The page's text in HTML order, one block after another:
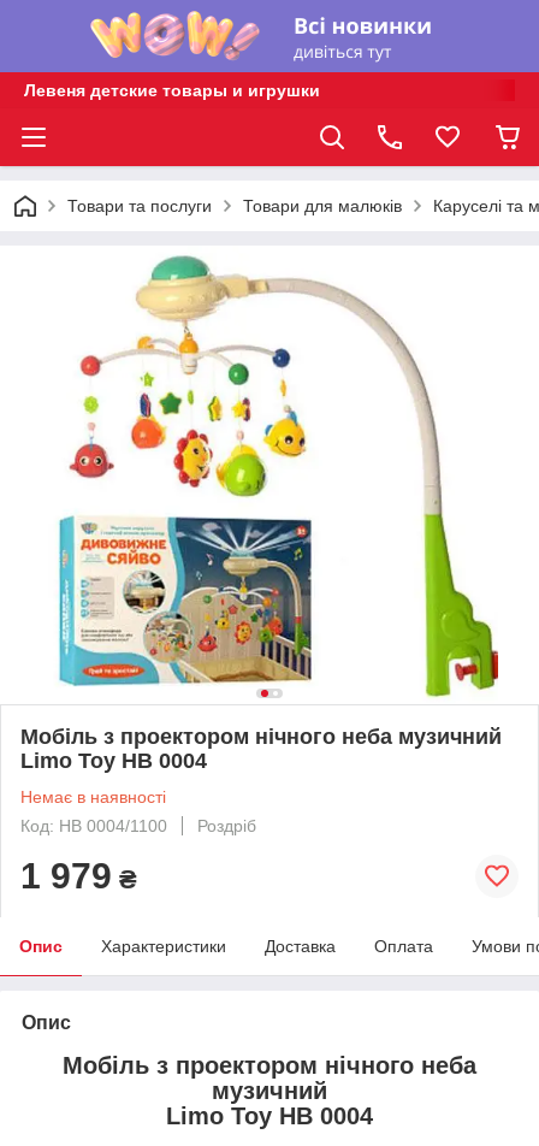
Левеня детские товары и игрушки
Товари та послуги Товари для малюків Каруселі та
Мобіль з проектором нічного неба музичний
Limo Toy НВ 0004
Немає в наявності
Код: НВ 0004/1100
Роздріб
1 979 ₴
Опис Характеристики Доставка Оплата Умови
Опис
Мобіль з проектором нічного неба
музичний
Limo Toy НВ 0004